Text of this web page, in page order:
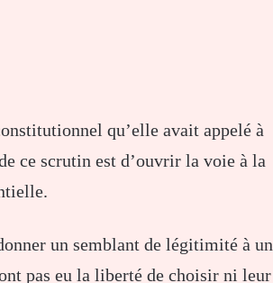
qu’elle avait appelé à
ce scrutin est d’ouvrir la voie à la
un semblant de légitimité à un
pas eu la liberté de choisir ni leur